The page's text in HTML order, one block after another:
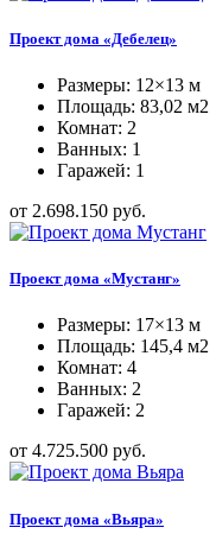
Проект дома «Дебелец»
Размеры: 12×13 м
Площадь: 83,02 м2
Комнат: 2
Ванных: 1
Гаражей: 1
от 2.698.150 руб.
Проект дома «Мустанг»
Размеры: 17×13 м
Площадь: 145,4 м2
Комнат: 4
Ванных: 2
Гаражей: 2
от 4.725.500 руб.
Проект дома «Вьяра»